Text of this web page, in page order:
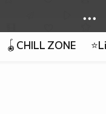
🪀CHILL ZONE